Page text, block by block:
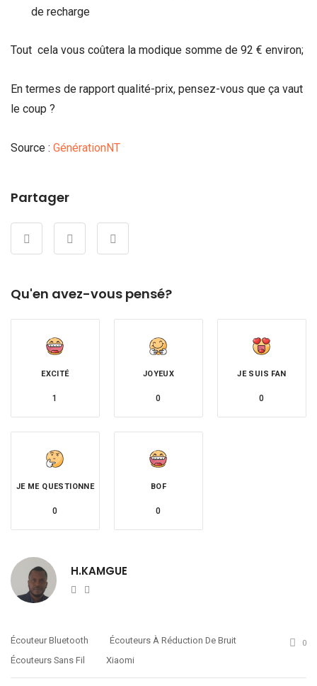
de recharge
Tout cela vous coûtera la modique somme de 92 € environ;
En termes de rapport qualité-prix, pensez-vous que ça vaut
le coup ?
Source : GénérationNT
Partager
Qu'en avez-vous pensé?
EXCITÉ
1
JOYEUX
0
JE SUIS FAN
0
JE ME QUESTIONNE
0
BOF
0
H.KAMGUE
Website
Écouteur Bluetooth
Écouteurs À Réduction De Bruit
Écouteurs Sans Fil
Xiaomi
0